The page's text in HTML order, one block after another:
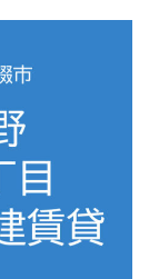
ださい